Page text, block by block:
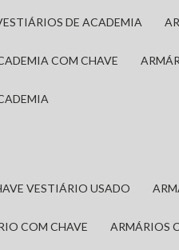
DE ACADEMIA
COM CHAVE
VESTIÁRIO USADO
COM CHAVE